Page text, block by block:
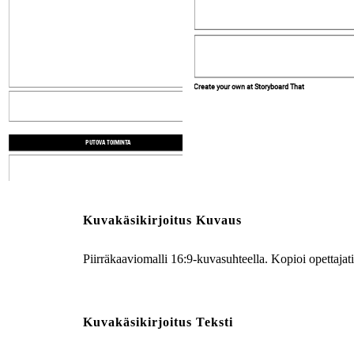
PUTOVA TOIMINTA
NOUSEVA TOIMINTA
RATKAISUEHDOTUS
Create your own at Storyboard That
Kuvakäsikirjoitus Kuvaus
Piirräkaaviomalli 16:9-kuvasuhteella. Kopioi
Kuvakäsikirjoitus Teksti